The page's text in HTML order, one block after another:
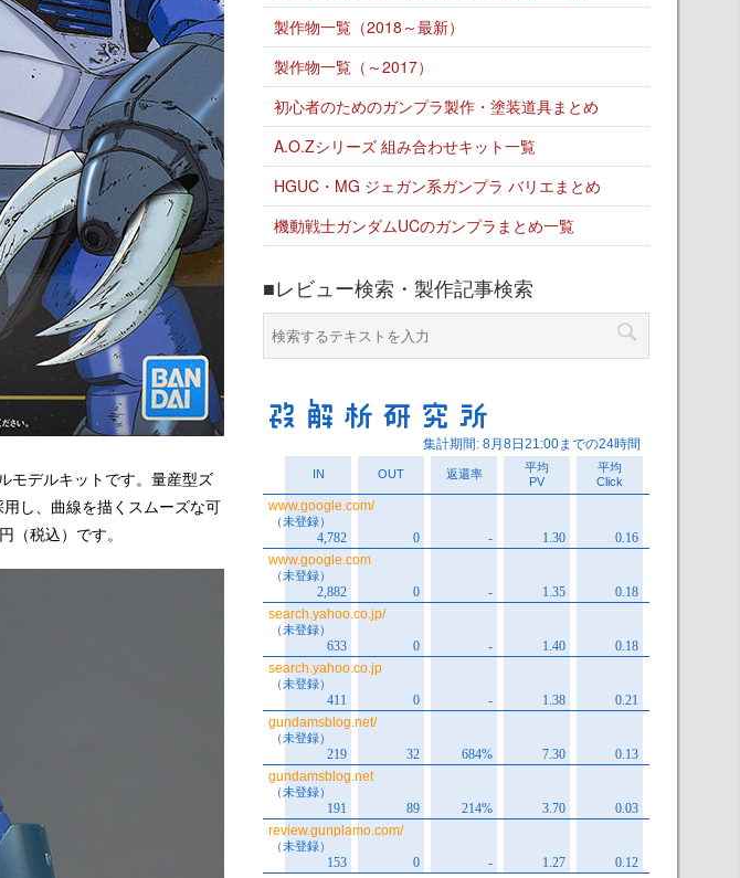
モデルキットです。量産型ズ
し、曲線を描くスムーズな可
税込）です。
製作物一覧（2018～最新）
製作物一覧（～2017）
初心者のためのガンプラ製作・塗装道具まとめ
A.O.Zシリーズ 組み合わせキット一覧
HGUC・MG ジェガン系ガンプラ バリエまとめ
機動戦士ガンダムUCのガンプラまとめ一覧
■レビュー検索・製作記事検索